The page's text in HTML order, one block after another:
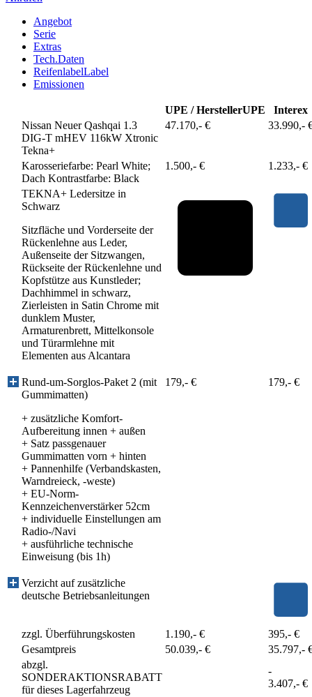
Angebot
Serie
Extras
Tech.Daten
ReifenlabelLabel
Emissionen
UPE / HerstellerUPE
Interex
Nissan Neuer Qashqai 1.3
DIG-T mHEV 116kW Xtronic
Tekna+
47.170,- € 33.990,-
Karosseriefarbe: Pearl White;
Dach Kontrastfarbe: Black
1.500,- € 1.233,- €
TEKNA+ Ledersitze in
Schwarz
Sitzfläche und Vorderseite der
Rückenlehne aus Leder,
Außenseite der Sitzwangen,
Rückseite der Rückenlehne und
Kopfstütze aus Kunstleder;
Dachhimmel in schwarz,
Zierleisten in Satin Chrome mit
dunklem Muster,
Armaturenbrett, Mittelkonsole
und Türarmlehne mit
Elementen aus Alcantara
Rund-um-Sorglos-Paket 2 (mit
Gummimatten)
+ zusätzliche Komfort-
Aufbereitung innen + außen
+ Satz passgenauer
Gummimatten vorn + hinten
+ Pannenhilfe (Verbandskasten,
Warndreieck, -weste)
+ EU-Norm-
Kennzeichenverstärker 52cm
+ individuelle Einstellungen am
Radio-/Navi
+ ausführliche technische
Einweisung (bis 1h)
179,- € 179,- €
Verzicht auf zusätzliche
deutsche Betriebsanleitungen
zzgl. Überführungskosten 1.190,- €
395,- €
Gesamtpreis
50.039,- €
35.797,-
abzgl.
SONDERAKTIONSRABATT
für dieses Lagerfahrzeug
-
3.407,- €